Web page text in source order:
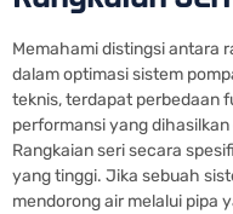
Memahami distingsi antara
dalam optimasi sistem
teknis, terdapat perbedaan
performansi yang
Rangkaian seri secara
yang tinggi. Jika sebuah
mendorong air melalui pipa